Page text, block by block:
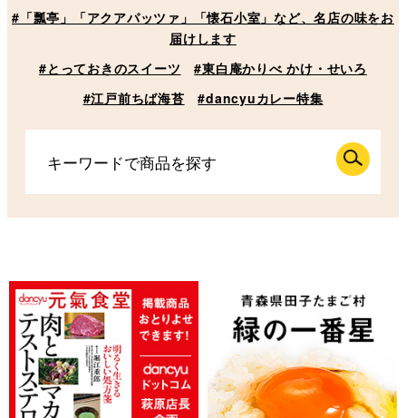
#「瓢亭」「アクアパッツァ」「懐石小室」など、名店の味をお
届けします
#とっておきのスイーツ
#東白庵かりべ かけ・せいろ
#江戸前ちば海苔
#dancyuカレー特集